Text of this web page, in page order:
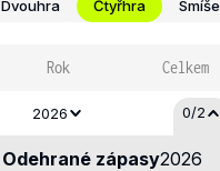
Dvouhra Čtyřhra
Rok Celkem
2026 0/2
Odehrané zápasy2026